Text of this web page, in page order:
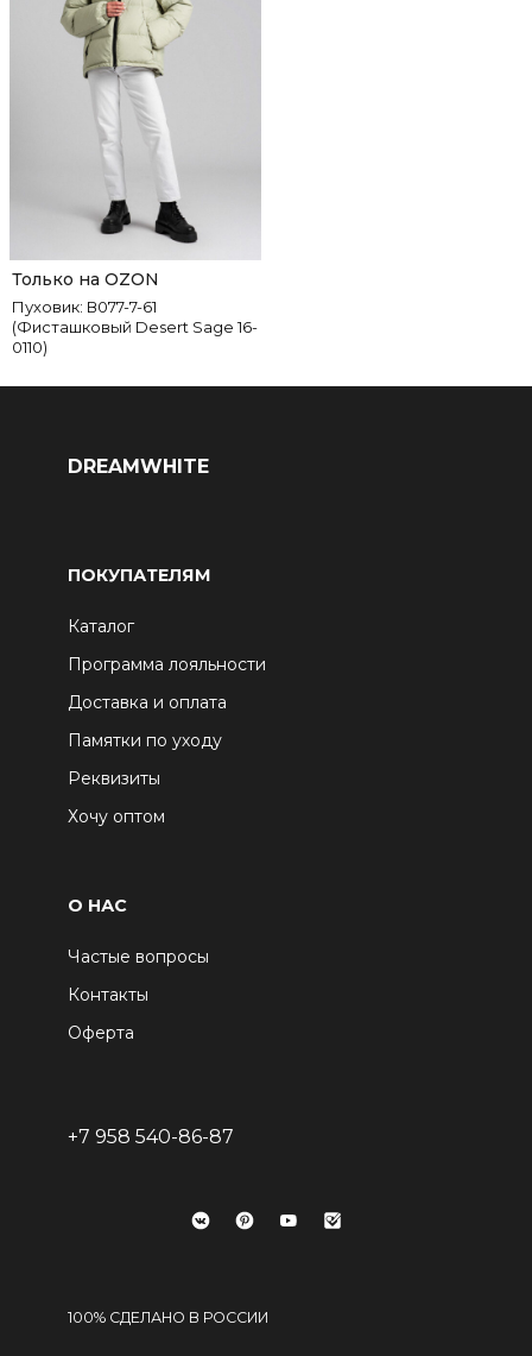
Пуховик: В077-7-61
(Фисташковый Desert Sage 16-
0110)
Только на OZON
DREAMWHITE
ПОКУПАТЕЛЯМ
Каталог
Программа лояльности
Доставка и оплата
Памятки по уходу
Реквизиты
Хочу оптом
О НАС
Частые вопросы
Контакты
Оферта
+7 958 540-86-87
100% СДЕЛАНО В РОССИИ